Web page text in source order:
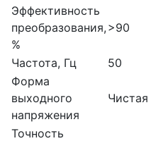
Эффективность
преобразования,
%
>90
Частота, Гц
50
Форма
выходного
напряжения
Точность